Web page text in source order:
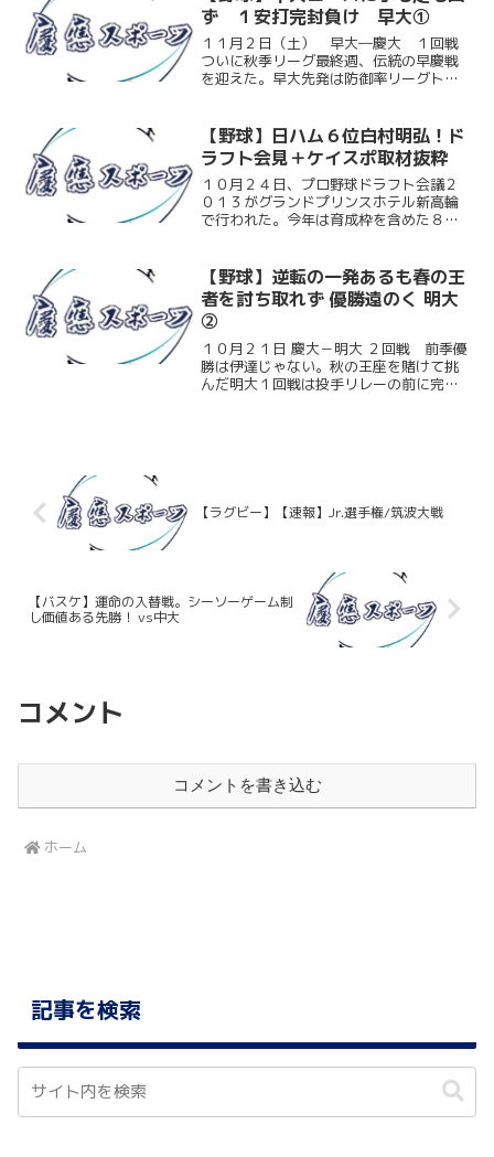
６失点。頼みの...
ず １安打完封負け 早大①
１１月２日（土） 早大―慶大 １回戦
ついに秋季リーグ最終週、伝統の早慶戦
を迎えた。早大先発は防御率リーグトッ
白村（商４）もピンチを最少失点で切り
抜けるが、今日の有原の前...
【野球】日ハム６位白村明弘！ド
ラフト会見＋ケイスポ取材抜粋
１０月２４日、プロ野球ドラフト会議２
０１３がグランドプリンスホテル新高輪
で行われた。今年は育成枠を含めた８９
ハムファイターズ。齋藤祐樹（早大教
卒）や大谷翔平（花巻東）が...
【野球】逆転の一発あるも春の王
者を討ち取れず 優勝遠のく 明大
②
１０月２１日 慶大－明大 ２回戦 前季優
勝は伊達じゃない。秋の王座を賭けて挑
んだ明大１回戦は投手リレーの前に完封
【ラグビー】【速報】Jr.選手権/筑波大戦
【バスケ】運命の入替戦。シーソーゲーム制
し価値ある先勝！ vs中大
コメント
コメントを書き込む
ホーム
記事を検索